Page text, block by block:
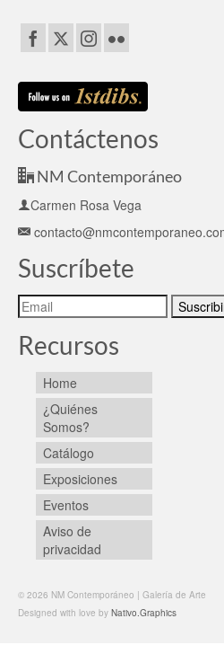
Contáctenos
NM Contemporáneo
Carmen Rosa Vega
Suscríbete
Recursos
Home
¿Quiénes
Somos?
Catálogo
Exposiciones
Eventos
Aviso de
privacidad
© 2026 NM Contemporáneo | Galería de Arte
Designed with love by Nativo.Graphics